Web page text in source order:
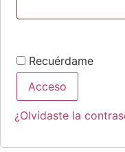
Recuérdame
Acceso
¿Olvidaste la